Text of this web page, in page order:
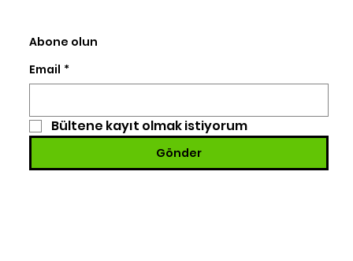
Abone olun
Email *
Bültene kayıt olmak istiyorum
Gönder